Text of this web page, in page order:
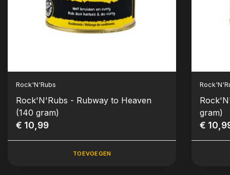
Rock'N'Rubs
Rock'N'Rubs - Rubway to Heaven
(140 gram)
€ 10,99
TOEVOEGEN
gram)
€